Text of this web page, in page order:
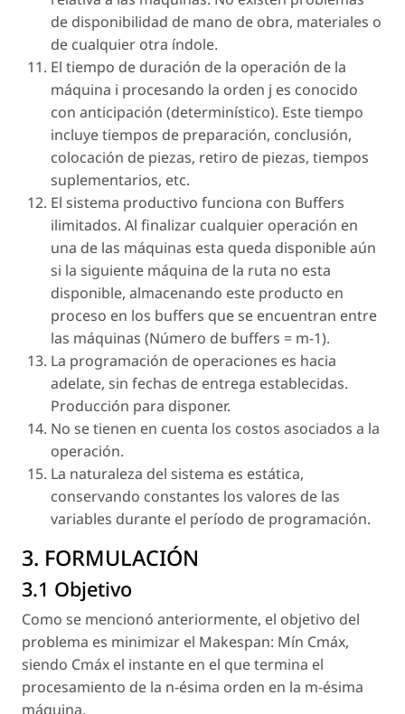
de disponibilidad de mano de obra, materiales o
de cualquier otra índole.
El tiempo de duración de la operación de la
máquina i procesando la orden j es conocido
con anticipación (determinístico). Este tiempo
incluye tiempos de preparación, conclusión,
colocación de piezas, retiro de piezas, tiempos
suplementarios, etc.
El sistema productivo funciona con Buffers
ilimitados. Al finalizar cualquier operación en
una de las máquinas esta queda disponible aún
si la siguiente máquina de la ruta no esta
disponible, almacenando este producto en
proceso en los buffers que se encuentran entre
las máquinas (Número de buffers = m-1).
La programación de operaciones es hacia
adelate, sin fechas de entrega establecidas.
Producción para disponer.
No se tienen en cuenta los costos asociados a la
operación.
La naturaleza del sistema es estática,
conservando constantes los valores de las
variables durante el período de programación.
3. FORMULACIÓN
3.1 Objetivo
Como se mencionó anteriormente, el objetivo del
problema es minimizar el Makespan: Mín Cmáx,
siendo Cmáx el instante en el que termina el
procesamiento de la n-ésima orden en la m-ésima
máquina.